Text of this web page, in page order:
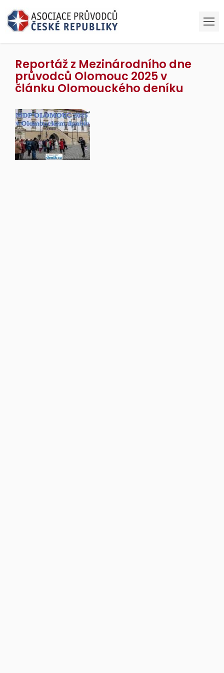
Reportáž z Mezinárodního dne
průvodců Olomouc 2025 v
článku Olomouckého deníku